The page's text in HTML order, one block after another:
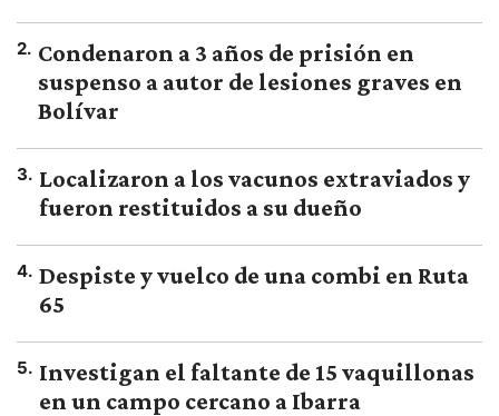
2. Condenaron a 3 años de prisión en
suspenso a autor de lesiones graves en
Bolívar
3. Localizaron a los vacunos extraviados y
fueron restituidos a su dueño
4. Despiste y vuelco de una combi en Ruta
65
5. Investigan el faltante de 15 vaquillonas
en un campo cercano a Ibarra